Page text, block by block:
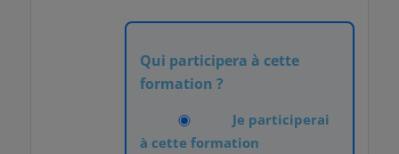
Qui participera à cette
formation ?
Je participerai
à cette formation